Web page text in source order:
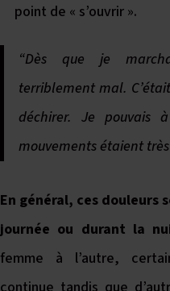
point de « s’ouvrir ».
“Dès que je
terriblement mal.
déchirer. Je pouvais
mouvements étaient
En général, ces douleurs
journée ou durant la
femme à l’autre,